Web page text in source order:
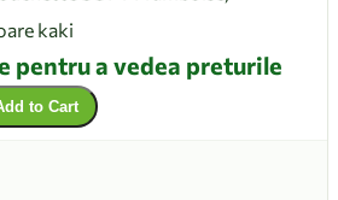
kaki
pentru a vedea preturile
to Cart